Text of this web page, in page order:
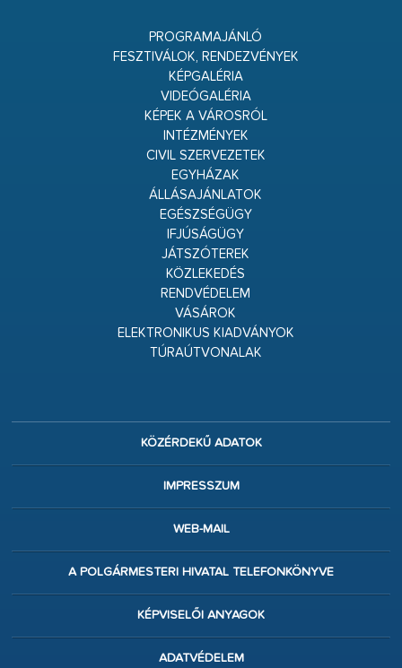
PROGRAMAJÁNLÓ
FESZTIVÁLOK, RENDEZVÉNYEK
KÉPGALÉRIA
VIDEÓGALÉRIA
KÉPEK A VÁROSRÓL
INTÉZMÉNYEK
CIVIL SZERVEZETEK
EGYHÁZAK
ÁLLÁSAJÁNLATOK
EGÉSZSÉGÜGY
IFJÚSÁGÜGY
JÁTSZÓTEREK
KÖZLEKEDÉS
RENDVÉDELEM
VÁSÁROK
ELEKTRONIKUS KIADVÁNYOK
TÚRAÚTVONALAK
KÖZÉRDEKŰ ADATOK
IMPRESSZUM
WEB-MAIL
A POLGÁRMESTERI HIVATAL TELEFONKÖNYVE
KÉPVISELŐI ANYAGOK
ADATVÉDELEM